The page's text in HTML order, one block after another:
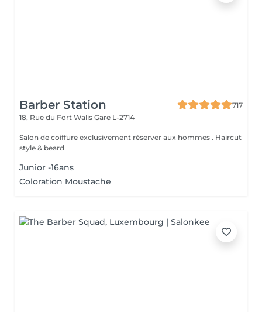
Barber Station
717
18, Rue du Fort Walis Gare L-2714
Salon de coiffure exclusivement réserver aux hommes . Haircut
style & beard
Junior -16ans
Coloration Moustache